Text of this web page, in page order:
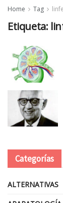
Home Tag
Etiqueta:
Categorías
ALTERNATIVAS